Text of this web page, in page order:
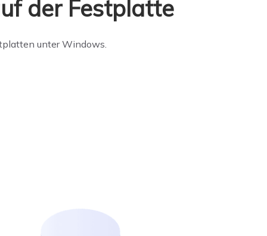
der Festplatte
unter Windows.